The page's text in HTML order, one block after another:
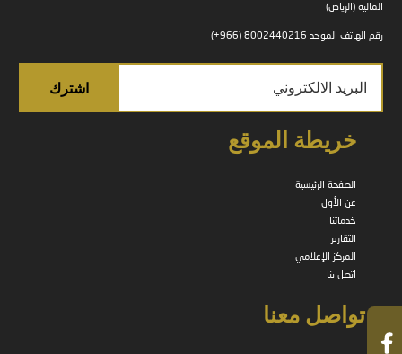
المالية (الرياض)
رقم الهاتف الموحد 8002440216 (966+)
خريطة الموقع
الصفحة الرئيسية
عن الأول
خدماتنا
التقارير
المركز الإعلامي
اتصل بنا
تواصل معنا